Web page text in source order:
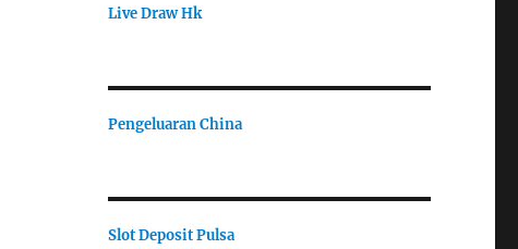
Live Draw Hk
Pengeluaran China
Slot Deposit Pulsa